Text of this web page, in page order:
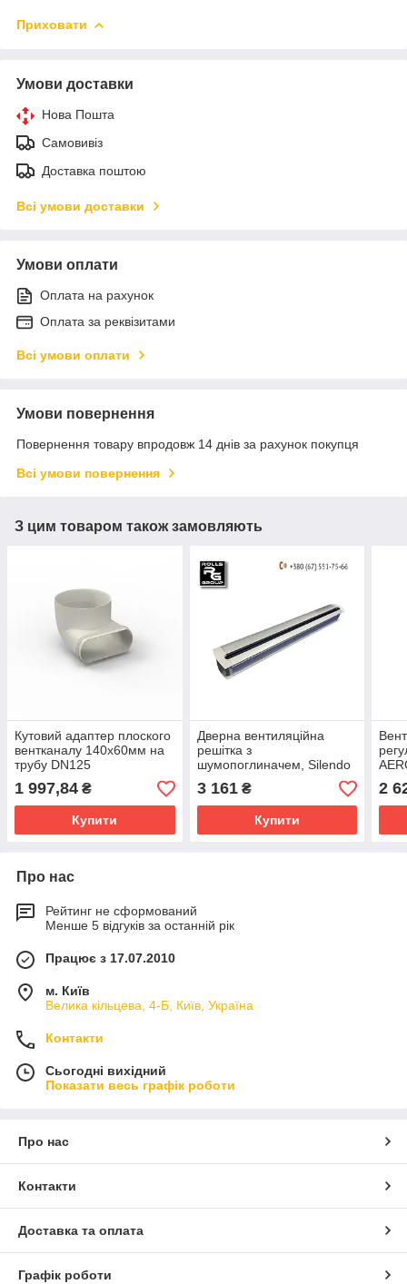
Приховати
Умови доставки
Нова Пошта
Самовивіз
Доставка поштою
Всі умови доставки
Умови оплати
Оплата на рахунок
Оплата за реквізитами
Всі умови оплати
Умови повернення
Повернення товару впродовж 14 днів за рахунок покупця
Всі умови повернення
З цим товаром також замовляють
Кутовий адаптер плоского
вентканалу 140x60мм на
трубу DN125
1 997,84 ₴
Купити
Дверна вентиляційна
решітка з
шумопоглиначем, Silendo
Belgium
3 161₴
Купити
2
Про нас
Рейтинг не сформований
Менше 5 відгуків за останній рік
Працює з 17.07.2010
м. Київ
Велика кільцева, 4-Б, Київ, Україна
Контакти
Сьогодні вихідний
Показати весь графік роботи
Про нас
Контакти
Доставка та оплата
Графік роботи